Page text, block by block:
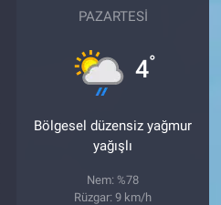
PAZARTESI
4°
Bölgesel düzensiz yağmur
yağışlı
Nem: %78
Rüzgar: 9 km/h